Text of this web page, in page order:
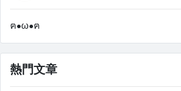
ฅ•ω•ฅ
熱門文章